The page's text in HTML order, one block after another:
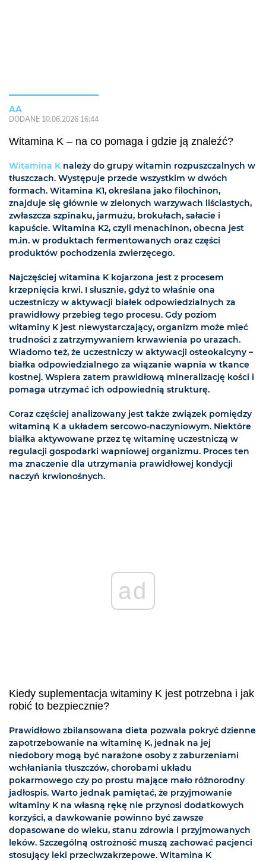
AA
DODANE 10.06.2026 16:44
Witamina K – na co pomaga i gdzie ją znaleźć?
Witamina K należy do grupy witamin rozpuszczalnych w
tłuszczach. Występuje przede wszystkim w dwóch
formach. Witamina K1, określana jako filochinon,
znajduje się głównie w zielonych warzywach liściastych,
zwłaszcza szpinaku, jarmużu, brokułach, sałacie i
kapuście. Witamina K2, czyli menachinon, obecna jest
m.in. w produktach fermentowanych oraz części
produktów pochodzenia zwierzęcego.
Najczęściej witamina K kojarzona jest z procesem
krzepnięcia krwi. I słusznie, gdyż to właśnie ona
uczestniczy w aktywacji białek odpowiedzialnych za
prawidłowy przebieg tego procesu. Gdy poziom
witaminy K jest niewystarczający, organizm może mieć
trudności z zatrzymywaniem krwawienia po urazach.
Wiadomo też, że uczestniczy w aktywacji osteokalcyny –
białka odpowiedzialnego za wiązanie wapnia w tkance
kostnej. Wspiera zatem prawidłową mineralizację kości i
pomaga utrzymać ich odpowiednią strukturę.
Coraz częściej analizowany jest także związek pomiędzy
witaminą K a układem sercowo-naczyniowym. Niektóre
białka aktywowane przez tę witaminę uczestniczą w
regulacji gospodarki wapniowej organizmu. Proces ten
ma znaczenie dla utrzymania prawidłowej kondycji
naczyń krwionośnych.
ad
Kiedy suplementacja witaminy K jest potrzebna i jak
robić to bezpiecznie?
Prawidłowo zbilansowana dieta pozwala pokryć dzienne
zapotrzebowanie na witaminę K, jednak na jej
niedobory mogą być narażone osoby z zaburzeniami
wchłaniania tłuszczów, chorobami układu
pokarmowego czy po prostu mające mało różnorodny
jadłospis. Warto jednak pamiętać, że przyjmowanie
witaminy K na własną rękę nie przynosi dodatkowych
korzyści, a dawkowanie powinno być zawsze
dopasowane do wieku, stanu zdrowia i przyjmowanych
leków. Szczególną ostrożność muszą zachować pacjenci
stosujący leki przeciwzakrzepowe. Witamina K